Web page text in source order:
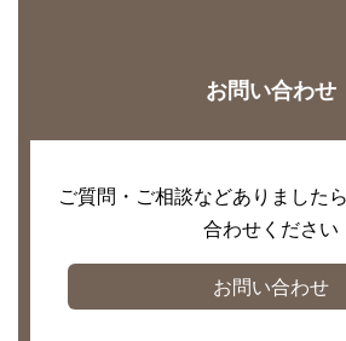
お問い合わせ
ご質問・ご相談などありました
合わせください
お問い合わせ